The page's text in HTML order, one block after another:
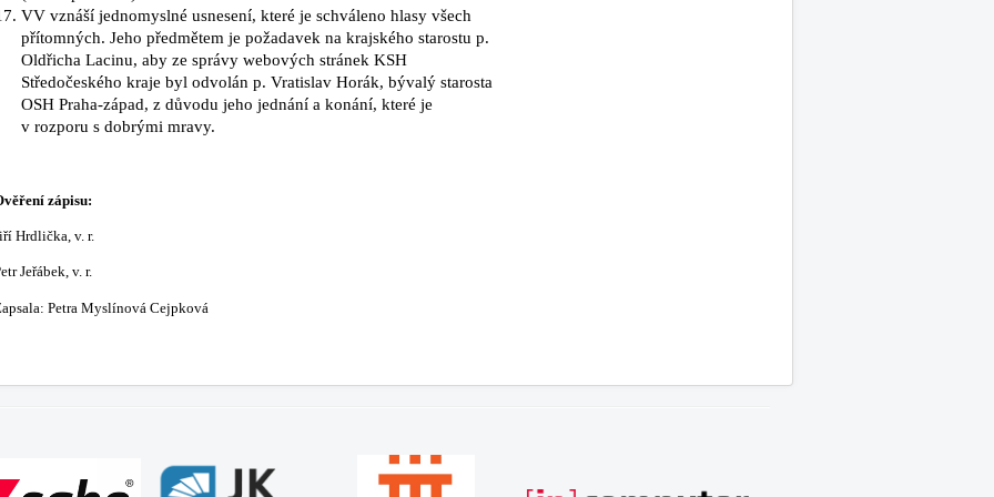
VV vznáší jednomyslné usnesení, které je schváleno hlasy všech
přítomných. Jeho předmětem je požadavek na krajského starostu p.
Oldřicha Lacinu, aby ze správy webových stránek KSH
Středočeského kraje byl odvolán p. Vratislav Horák, bývalý starosta
OSH Praha-západ, z důvodu jeho jednání a konání, které je
v rozporu s dobrými mravy.
zápisu:
Hrdlička, v. r.
Jeřábek, v. r.
Petra Myslínová Cejpková